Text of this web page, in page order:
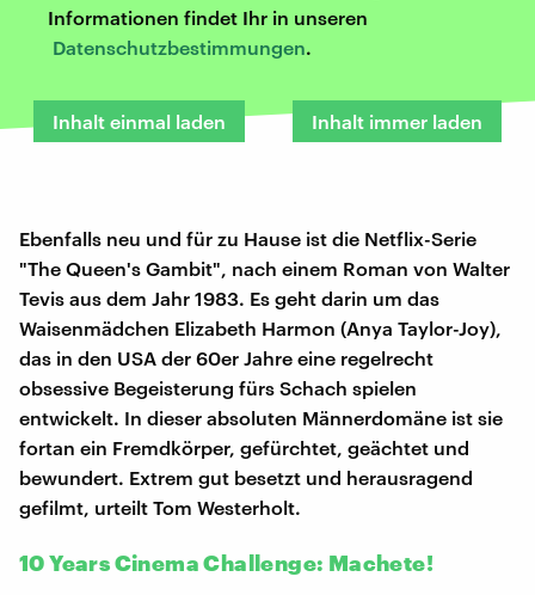
Informationen findet Ihr in unseren
Datenschutzbestimmungen.
Inhalt einmal laden Inhalt immer laden
Ebenfalls neu und für zu Hause ist die Netflix-Serie
"The Queen's Gambit", nach einem Roman von Walter
Tevis aus dem Jahr 1983. Es geht darin um das
Waisenmädchen Elizabeth Harmon (Anya Taylor-Joy),
das in den USA der 60er Jahre eine regelrecht
obsessive Begeisterung fürs Schach spielen
entwickelt. In dieser absoluten Männerdomäne ist sie
fortan ein Fremdkörper, gefürchtet, geächtet und
bewundert. Extrem gut besetzt und herausragend
gefilmt, urteilt Tom Westerholt.
10 Years Cinema Challenge: Machete!